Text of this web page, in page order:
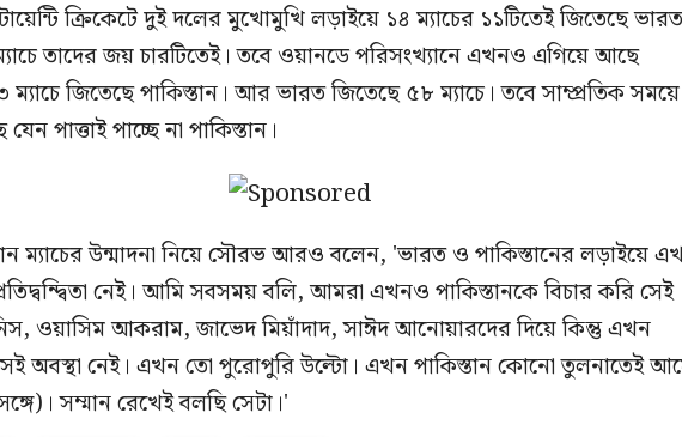
ক্রিকেটে দুই দলের মুখোমুখি লড়াইয়ে ১৪ ম্যাচের ১১টিতেই জিতেছে
তাদের জয় চারটিতেই। তবে ওয়ানডে পরিসংখ্যানে এখনও এগিয়ে আছে
ম্যাচে জিতেছে পাকিস্তান। আর ভারত জিতেছে ৫৮ ম্যাচে। তবে সাম্প্রতিক সময়ে
পাত্তাই পাচ্ছে না পাকিস্তান।
ম্যাচের উন্মাদনা নিয়ে সৌরভ আরও বলেন, 'ভারত ও পাকিস্তানের লড়াইয়ে
নেই। আমি সবসময় বলি, আমরা এখনও পাকিস্তানকে বিচার করি সেই
ওয়াসিম আকরাম, জাভেদ মিয়াঁদাদ, সাঈদ আনোয়ারদের দিয়ে কিন্তু এখন
সেই অবস্থা নেই। এখন তো পুরোপুরি উল্টো। এখন পাকিস্তান কোনো তুলনাতেই
সম্মান রেখেই বলছি সেটা।'